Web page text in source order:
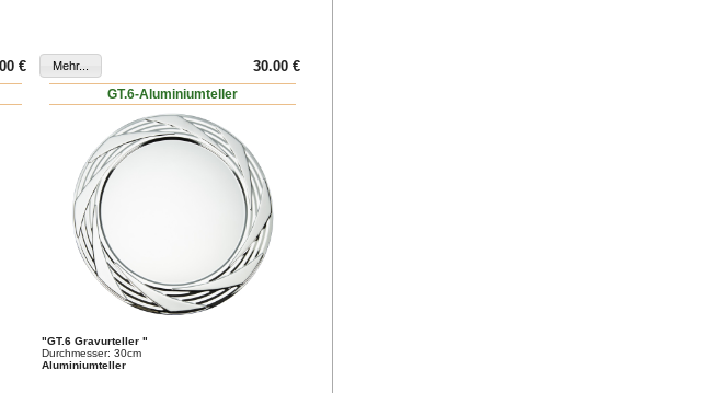
€ 30.00 €
GT.6-Aluminiumteller
"GT.6 Gravurteller "
Durchmesser: 30cm
Aluminiumteller